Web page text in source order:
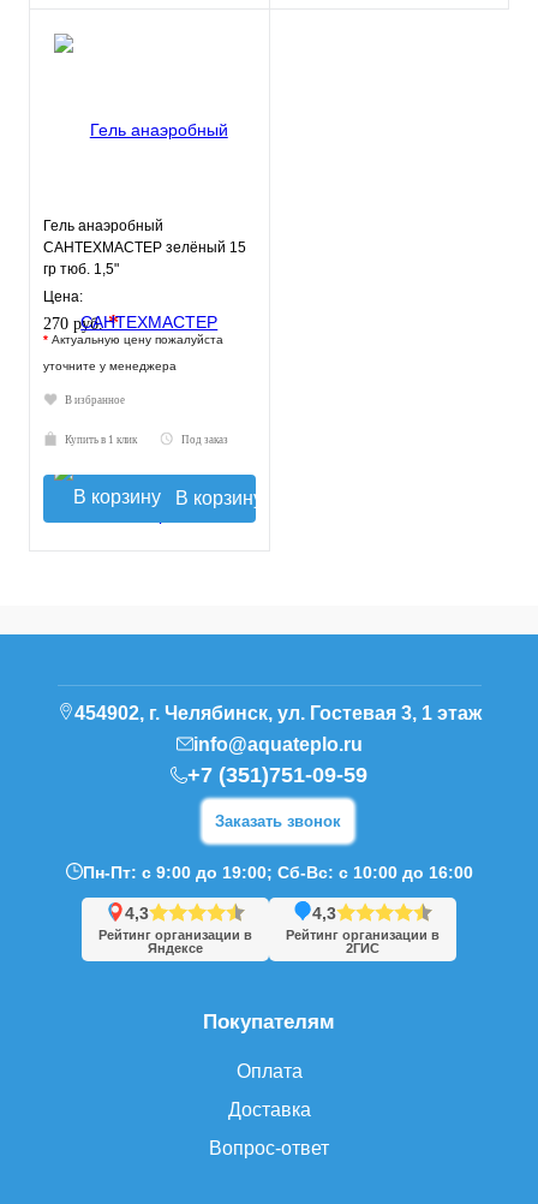
Гель анаэробный
САНТЕХМАСТЕР зелёный 15
гр тюб. 1,5"
Цена:
270 руб.*
* Актуальную цену пожалуйста
уточните у менеджера
В избранное
Купить в 1 клик Под заказ
В корзину
Покупателям
Оплата
Доставка
Вопрос-ответ
454902, г. Челябинск, ул. Гостевая 3, 1 этаж
info@aquateplo.ru
+7 (351)751-09-59
Заказать звонок
Пн-Пт: с 9:00 до 19:00; Сб-Вс: с 10:00 до 16:00
4,3
Рейтинг организации в
Яндексе
4,3
Рейтинг организации в
2ГИС